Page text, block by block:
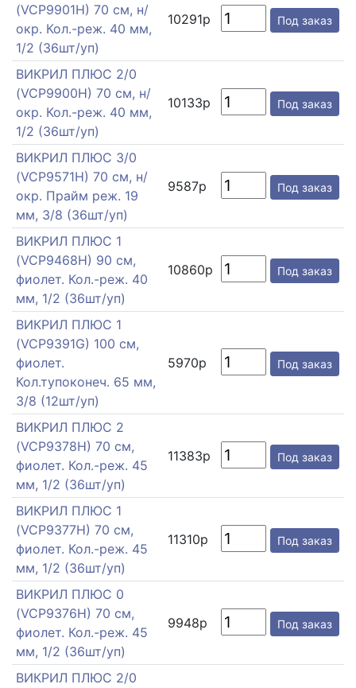
(VCP9901H) 70 см, н/
окр. Кол.-реж. 40 мм,
1/2 (36шт/уп)
10291р Под заказ
ВИКРИЛ ПЛЮС 2/0
(VCP9900H) 70 см, н/
окр. Кол.-реж. 40 мм,
1/2 (36шт/уп)
10133р Под заказ
ВИКРИЛ ПЛЮС 3/0
(VCP9571H) 70 см, н/
окр. Прайм реж. 19
мм, 3/8 (36шт/уп)
9587р Под заказ
ВИКРИЛ ПЛЮС 1
(VCP9468H) 90 см,
фиолет. Кол.-реж. 40
мм, 1/2 (36шт/уп)
10860р Под заказ
ВИКРИЛ ПЛЮС 1
(VCP9391G) 100 см,
фиолет.
Кол.тупоконеч. 65 мм,
3/8 (12шт/уп)
5970р Под заказ
ВИКРИЛ ПЛЮС 2
(VCP9378H) 70 см,
фиолет. Кол.-реж. 45
мм, 1/2 (36шт/уп)
11383р Под заказ
ВИКРИЛ ПЛЮС 1
(VCP9377H) 70 см,
фиолет. Кол.-реж. 45
мм, 1/2 (36шт/уп)
11310р Под заказ
ВИКРИЛ ПЛЮС 0
(VCP9376H) 70 см,
фиолет. Кол.-реж. 45
мм, 1/2 (36шт/уп)
9948р Под заказ
ВИКРИЛ ПЛЮС 2/0